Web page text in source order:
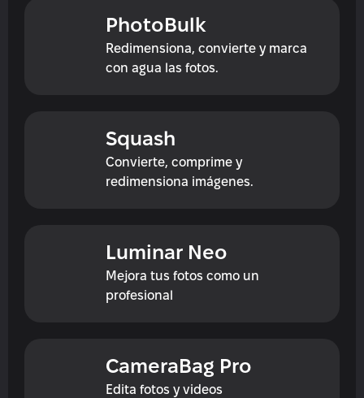
PhotoBulk
Redimensiona, convierte y marca
con agua las fotos.
Squash
Convierte, comprime y
redimensiona imágenes.
Luminar Neo
Mejora tus fotos como un
profesional
CameraBag Pro
Edita fotos y videos